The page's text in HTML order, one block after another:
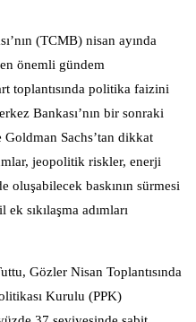
(TCMB) nisan ayında
önemli gündem
toplantısında politika faizini
Bankası’nın bir sonraki
Sachs’tan dikkat
jeopolitik riskler, enerji
oluşabilecek baskının sürmesi
sıkılaşma adımları
Gözler Nisan Toplantısında
Kurulu (PPK)